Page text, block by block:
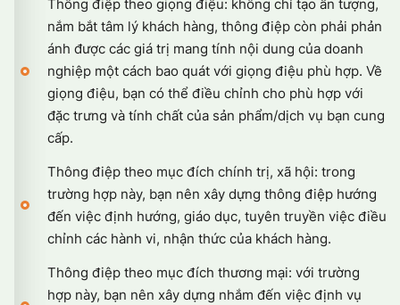
Thông điệp theo giọng điệu: không chỉ tạo ấn tượng,
nắm bắt tâm lý khách hàng, thông điệp còn phải phản
ánh được các giá trị mang tính nội dung của doanh
nghiệp một cách bao quát với giọng điệu phù hợp. Về
giọng điệu, bạn có thể điều chỉnh cho phù hợp với
đặc trưng và tính chất của sản phẩm/dịch vụ bạn cung
cấp.
Thông điệp theo mục đích chính trị, xã hội: trong
trường hợp này, bạn nên xây dựng thông điệp hướng
đến việc định hướng, giáo dục, tuyên truyền việc điều
chỉnh các hành vi, nhận thức của khách hàng.
Thông điệp theo mục đích thương mại: với trường
hợp này, bạn nên xây dựng nhắm đến việc định vụ